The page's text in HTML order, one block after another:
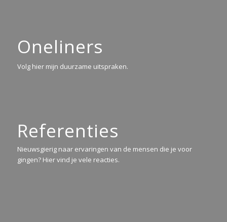
Oneliners
Volg hier mijn duurzame uitspraken.
Referenties
Nieuwsgierig naar ervaringen van de mensen die je voor
gingen? Hier vind je vele reacties.